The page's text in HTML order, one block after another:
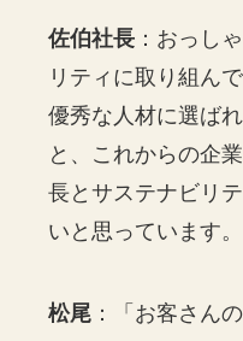
佐伯社長 ：おっし
リティに取り組ん
優秀な人材に選ば
と、これからの企
長とサステナビリ
いと思っています。
松尾 ：「お客さん